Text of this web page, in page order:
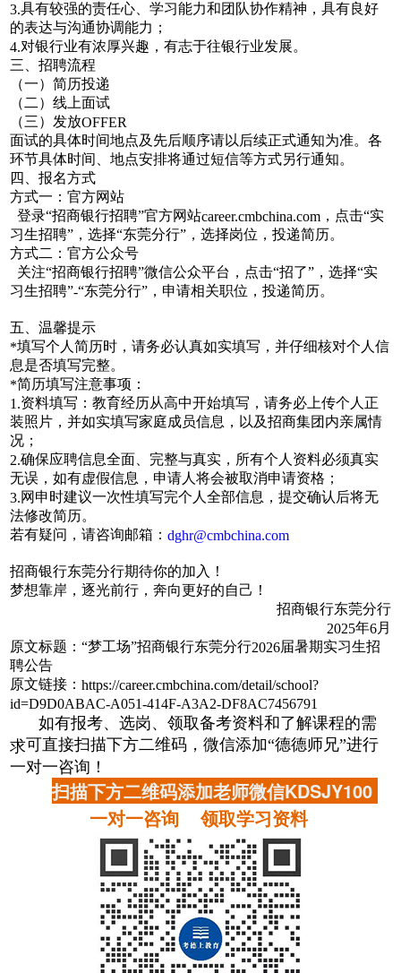
3. 具有较强的责任心、学习能力和团队协作精神，具有良好
的表达与沟通协调能力；
4. 对银行业有浓厚兴趣，有志于往银行业发展。
三、招聘流程
（一）简历投递
（二）线上面试
（三）发放OFFER
面试的具体时间地点及先后顺序请以后续正式通知为准。各
环节具体时间、地点安排将通过短信等方式另行通知。
四、报名方式
方式一：官方网站
登录“招商银行招聘”官方网站career.cmbchina.com，点击“实
习生招聘”，选择“东莞分行”，选择岗位，投递简历。
方式二：官方公众号
关注“招商银行招聘”微信公众平台，点击“招了”，选择“实
习生招聘”-“东莞分行”，申请相关职位，投递简历。
五、温馨提示
*填写个人简历时，请务必认真如实填写，并仔细核对个人信
息是否填写完整。
*简历填写注意事项：
1. 资料填写：教育经历从高中开始填写，请务必上传个人正
装照片，并如实填写家庭成员信息，以及招商集团内亲属情
况；
2. 确保应聘信息全面、完整与真实，所有个人资料必须真实
无误，如有虚假信息，申请人将会被取消申请资格；
3. 网申时建议一次性填写完个人全部信息，提交确认后将无
法修改简历。
若有疑问，请咨询邮箱： dghr@cmbchina.com
招商银行东莞分行期待你的加入！
梦想靠岸，逐光前行，奔向更好的自己！
招商银行东莞分行
2025年6月
原文标题： “梦工场”招商银行东莞分行2026届暑期实习生招
聘公告
原文链接： https://career.cmbchina.com/detail/school?
id=D9D0ABAC-A051-414F-A3A2-DF8AC7456791
如有报考、选岗、领取备考资料和了解课程的需
求可直接扫描下方二维码，微信添加“德德师兄”进行
一对一咨询！
扫描下方二维码添加老师微信KDSJY100
一对一咨询 领取学习资料